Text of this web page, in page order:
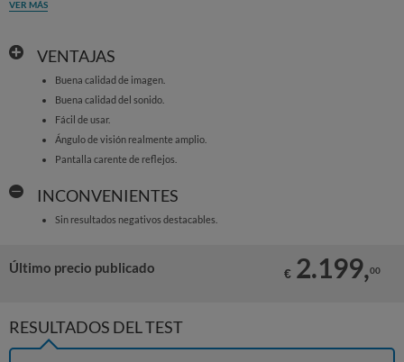
VER MÁS
VENTAJAS
Buena calidad de imagen.
Buena calidad del sonido.
Fácil de usar.
Ángulo de visión realmente amplio.
Pantalla carente de reflejos.
INCONVENIENTES
Sin resultados negativos destacables.
Último precio publicado € 2.199,00
RESULTADOS DEL TEST